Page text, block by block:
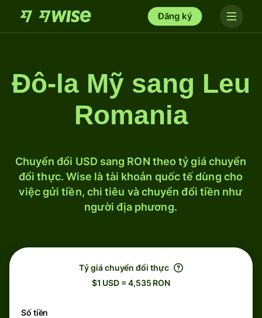
Đăng ký
Đô-la Mỹ sang Leu
Romania
Chuyển đổi USD sang RON theo tỷ giá chuyển
đổi thực. Wise là tài khoản quốc tế dùng cho
việc gửi tiền, chi tiêu và chuyển đổi tiền như
người địa phương.
Tỷ giá chuyển đổi thực
$1 USD = 4,535 RON
Số tiền